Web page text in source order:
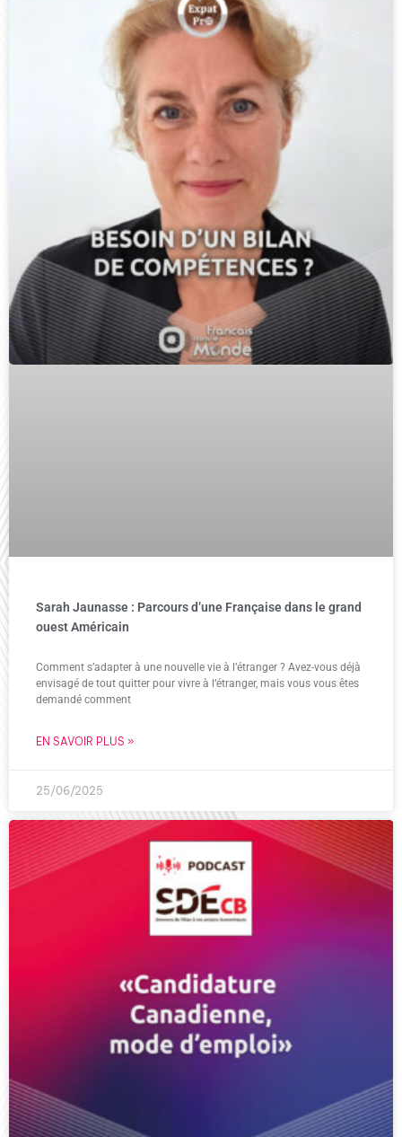
Sarah Jaunasse : Parcours d’une Française dans le grand
ouest Américain
Comment s’adapter à une nouvelle vie à l’étranger ? Avez-vous déjà
envisagé de tout quitter pour vivre à l’étranger, mais vous vous êtes
demandé comment
EN SAVOIR PLUS »
25/06/2025